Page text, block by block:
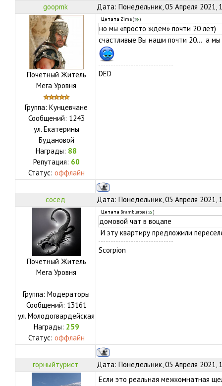
goopmk Дата: Понедельник, 05 Апреля 2021,
Почетный Житель
Мега Уровня
Группа: Кунцевчане
Сообщений: 1243
ул. Екатерины
Будановой
Награды: 88
Репутация: 60
Статус: оффлайн
Цитата Zima( )
но мы «просто ждём» почти 20 лет)
счастливые Вы наши почти 20... а
DED
сосед Дата: Понедельник, 05 Апреля 2021,
Почетный Житель
Мега Уровня
Группа: Модераторы
Сообщений: 13161
ул. Молодогвардейская
Награды: 259
Статус: оффлайн
Цитата Bramblerose( )
домовой чат в воцапе
И эту квартиру предложили
Scorpion
горныйтурист
Дата: Понедельник, 05 Апреля 2021,
Если это реальная межкомнатная